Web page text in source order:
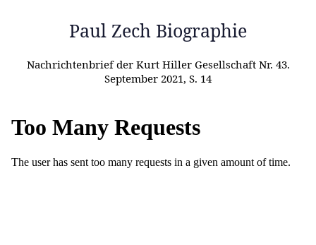
Paul Zech Biographie
Nachrichtenbrief der Kurt Hiller Gesellschaft Nr. 43.
September 2021, S. 14